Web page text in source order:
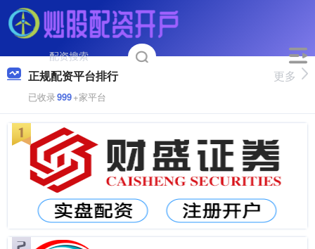
正规配资平台排行
已收录999+家平台
更多